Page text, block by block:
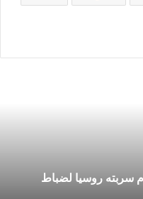
سربته روسيا لضباط